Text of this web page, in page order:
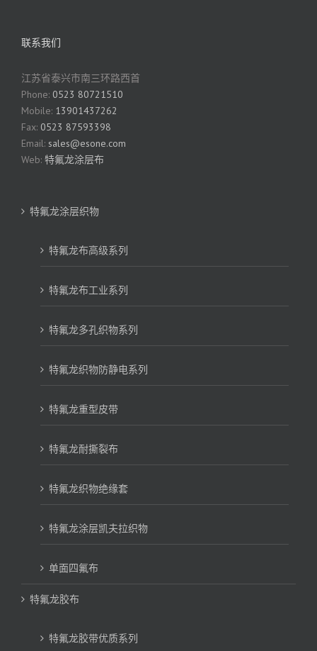
联系我们
江苏省泰兴市南三环路西首
Phone: 0523 80721510
Mobile: 13901437262
Fax: 0523 87593398
Email: sales@esone.com
Web: 特氟龙涂层布
特氟龙涂层织物
特氟龙布高级系列
特氟龙布工业系列
特氟龙多孔织物系列
特氟龙织物防静电系列
特氟龙重型皮带
特氟龙耐撕裂布
特氟龙织物绝缘套
特氟龙涂层凯夫拉织物
单面四氟布
特氟龙胶布
特氟龙胶带优质系列